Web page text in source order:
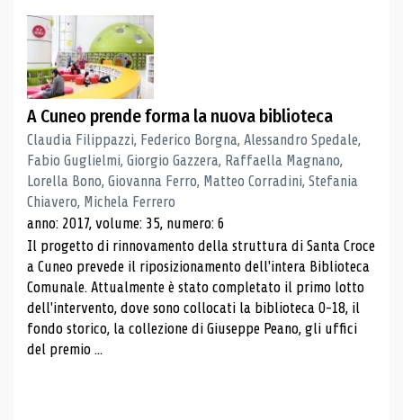
A Cuneo prende forma la nuova biblioteca
Claudia Filippazzi, Federico Borgna, Alessandro Spedale,
Fabio Guglielmi, Giorgio Gazzera, Raffaella Magnano,
Lorella Bono, Giovanna Ferro, Matteo Corradini, Stefania
Chiavero, Michela Ferrero
anno: 2017, volume: 35, numero: 6
Il progetto di rinnovamento della struttura di Santa Croce
a Cuneo prevede il riposizionamento dell'intera Biblioteca
Comunale. Attualmente è stato completato il primo lotto
dell'intervento, dove sono collocati la biblioteca 0-18, il
fondo storico, la collezione di Giuseppe Peano, gli uffici
del premio ...